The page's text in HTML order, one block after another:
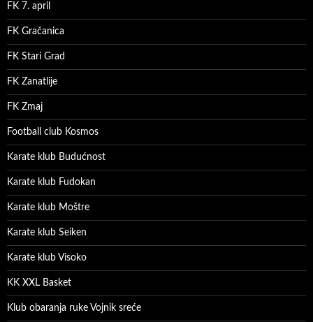
FK 7. april
FK Gračanica
FK Stari Grad
FK Zanatlije
FK Zmaj
Football club Kosmos
Karate klub Budućnost
Karate klub Fudokan
Karate klub Moštre
Karate klub Seiken
Karate klub Visoko
KK XXL Basket
Klub obaranja ruke Vojnik sreće